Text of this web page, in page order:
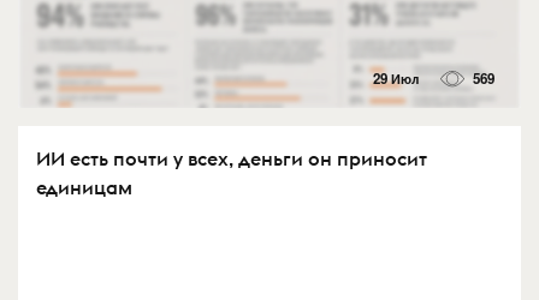
29 Июл 569
ИИ есть почти у всех, деньги он приносит
единицам